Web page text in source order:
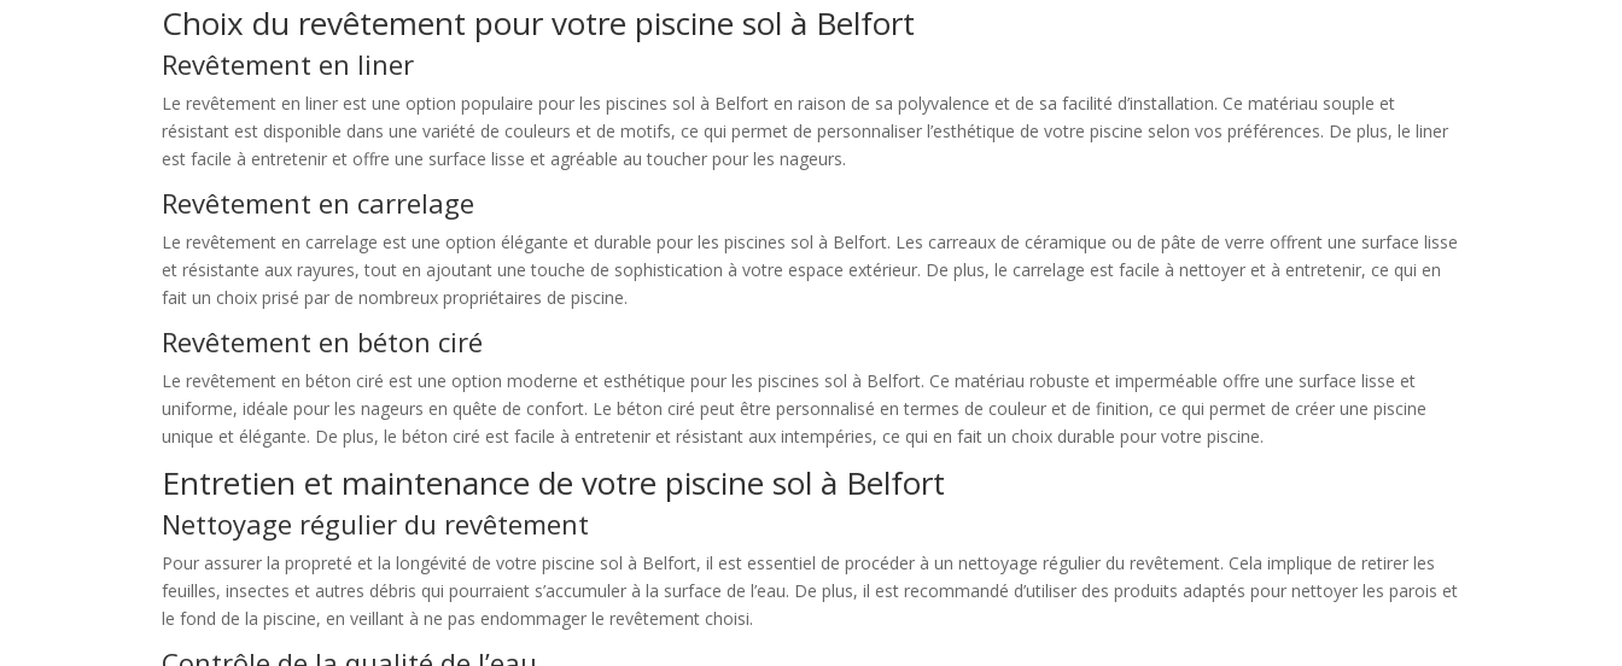
Choix du revêtement pour votre piscine sol à Belfort
Revêtement en liner
Le revêtement en liner est une option populaire pour les piscines sol à Belfort en raison de sa polyvalence et de sa facilité d’installation. Ce matériau souple et
résistant est disponible dans une variété de couleurs et de motifs, ce qui permet de personnaliser l’esthétique de votre piscine selon vos préférences. De plus, le liner
est facile à entretenir et offre une surface lisse et agréable au toucher pour les nageurs.
Revêtement en carrelage
Le revêtement en carrelage est une option élégante et durable pour les piscines sol à Belfort. Les carreaux de céramique ou de pâte de verre offrent une surface lisse
et résistante aux rayures, tout en ajoutant une touche de sophistication à votre espace extérieur. De plus, le carrelage est facile à nettoyer et à entretenir, ce qui en
fait un choix prisé par de nombreux propriétaires de piscine.
Revêtement en béton ciré
Le revêtement en béton ciré est une option moderne et esthétique pour les piscines sol à Belfort. Ce matériau robuste et imperméable offre une surface lisse et
uniforme, idéale pour les nageurs en quête de confort. Le béton ciré peut être personnalisé en termes de couleur et de finition, ce qui permet de créer une piscine
unique et élégante. De plus, le béton ciré est facile à entretenir et résistant aux intempéries, ce qui en fait un choix durable pour votre piscine.
Entretien et maintenance de votre piscine sol à Belfort
Nettoyage régulier du revêtement
Pour assurer la propreté et la longévité de votre piscine sol à Belfort, il est essentiel de procéder à un nettoyage régulier du revêtement. Cela implique de retirer les
feuilles, insectes et autres débris qui pourraient s’accumuler à la surface de l’eau. De plus, il est recommandé d’utiliser des produits adaptés pour nettoyer les parois et
le fond de la piscine, en veillant à ne pas endommager le revêtement choisi.